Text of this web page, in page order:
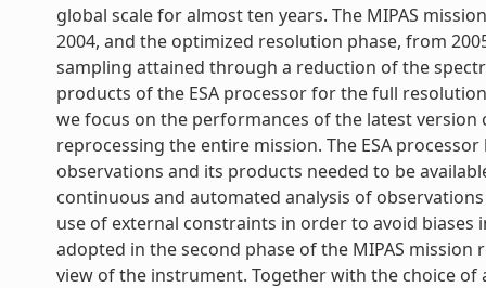
global scale for almost ten years. The MIPAS
2004, and the optimized resolution phase, from
sampling attained through a reduction of the
products of the ESA processor for the full
we focus on the performances of the latest version
reprocessing the entire mission. The ESA
observations and its products needed to be
continuous and automated analysis of
use of external constraints in order to avoid
adopted in the second phase of the MIPAS
view of the instrument. Together with the choice